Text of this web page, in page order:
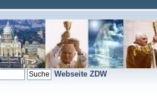
Webseite ZDW